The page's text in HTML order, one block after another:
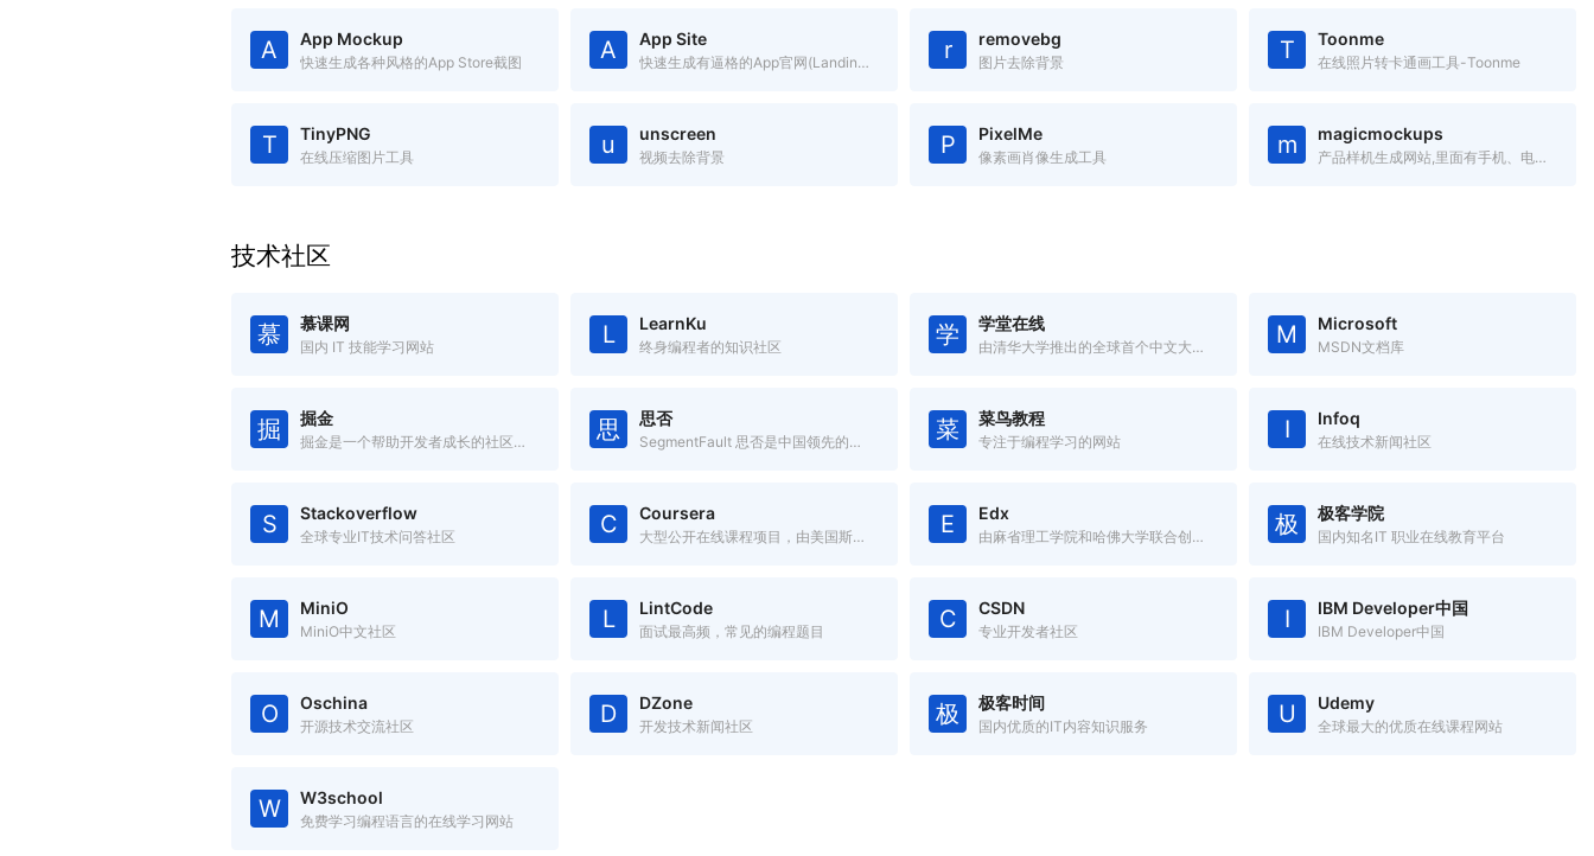
A App Mockup
快速生成各种风格的App Store截图 A App Site
快速生成有逼格的App官网(Landing Page) r removebg
图片去除背景 T Toonme
在线照片转卡通画工具-Toonme
T TinyPNG
在线压缩图片工具 u unscreen
视频去除背景 P PixelMe
像素画肖像生成工具 m magicmockups
产品样机生成网站,里面有手机、电脑、平板等产品的样机图,只需要添加图片,就可以将图片嵌入到样机中
技术社区
慕 慕课网
国内 IT 技能学习网站 L LearnKu
终身编程者的知识社区 学 学堂在线
由清华大学推出的全球首个中文大规模开放在线课堂平台。 M Microsoft
MSDN文档库
掘 掘金
掘金是一个帮助开发者成长的社区，是一个面向互联网技术人的内容分享平台。 思 思否
SegmentFault 思否是中国领先的开发者技术社区 菜 菜鸟教程
专注于编程学习的网站 I Infoq
在线技术新闻社区
S Stackoverflow
全球专业IT技术问答社区 C Coursera
大型公开在线课程项目，由美国斯坦福大学两名计算机科学教授创办。 E Edx
由麻省理工学院和哈佛大学联合创办的大规模开放在线课堂平台。 极 极客学院
国内知名IT 职业在线教育平台
M MiniO
MiniO中文社区 L LintCode
面试最高频，常见的编程题目 C CSDN
专业开发者社区 I IBM Developer中国
IBM Developer中国
O Oschina
开源技术交流社区 D DZone
开发技术新闻社区 极 极客时间
国内优质的IT内容知识服务 U Udemy
全球最大的优质在线课程网站
W W3school
免费学习编程语言的在线学习网站